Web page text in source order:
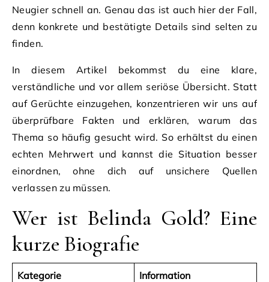
Neugier schnell an. Genau das ist auch hier der Fall,
denn konkrete und bestätigte Details sind selten zu
finden.
In diesem Artikel bekommst du eine klare,
verständliche und vor allem seriöse Übersicht. Statt
auf Gerüchte einzugehen, konzentrieren wir uns auf
überprüfbare Fakten und erklären, warum das
Thema so häufig gesucht wird. So erhältst du einen
echten Mehrwert und kannst die Situation besser
einordnen, ohne dich auf unsichere Quellen
verlassen zu müssen.
Wer ist Belinda Gold? Eine
kurze Biografie
Kategorie Information